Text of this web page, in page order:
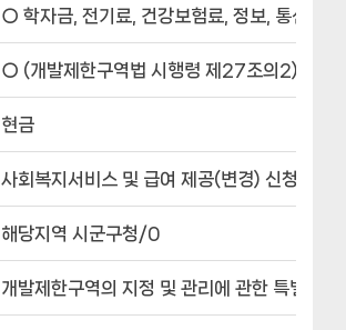
○ 학자금, 전기료, 건강보험료, 정보, 통신비,
○ (개발제한구역법 시행령 제27조의2)①다음
현금
사회복지서비스 및 급여 제공(변경) 신청서,
해당지역 시군구청/0
개발제한구역의 지정 및 관리에 관한 특별조